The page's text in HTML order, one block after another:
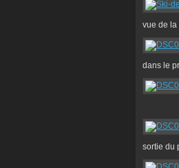
vue de la
dans le
sortie du